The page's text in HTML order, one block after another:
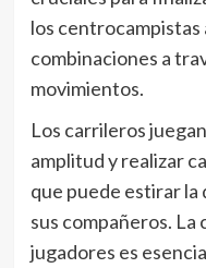
los centrocampistas
combinaciones a
movimientos.
Los carrileros
amplitud y realizar
que puede estirar la
sus compañeros.
jugadores es